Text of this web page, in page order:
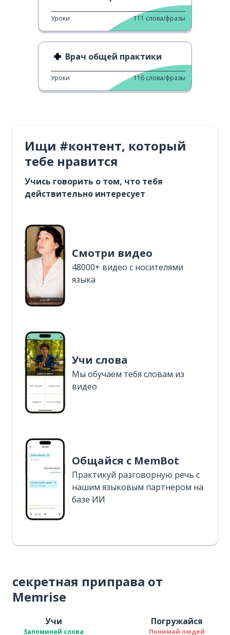
Уроки 111 слова/фразы
Врач общей практики
Уроки 116 слова/фразы
Ищи #контент, который
тебе нравится
Учись говорить о том, что тебя
действительно интересует
Смотри видео
48000+ видео с носителями
языка
Учи слова
Мы обучаем тебя словам из
видео
Общайся с MemBot
Практикуй разговорную речь с
нашим языковым партнером на
базе ИИ
секретная приправа от
Memrise
Учи
Запоминай слова
Погружайся
Понимай людей